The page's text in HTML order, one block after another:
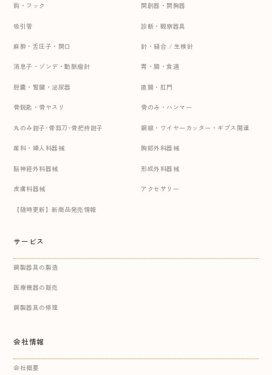
鈎・フック 開創器・開胸器
吸引管 診断・観察器具
麻酔・舌圧子・開口 針・縫合 / 生検針
消息子・ゾンデ・動脈瘤針 胃・腸・食道
胆嚢・腎臓・泌尿器 直腸・肛門
骨鋭匙・骨ヤスリ 骨のみ・ハンマー
丸のみ鉗子･骨剪刀･骨把持鉗子 鋼線・ワイヤーカッター・ギプス関連
産科・婦人科器械 胸部外科器械
脳神経外科器械 形成外科器械
皮膚科器械 アクセサリー
【随時更新】新商品発売情報
サービス
鋼製器具の製造
医療機器の販売
鋼製器具の修理
会社情報
会社概要